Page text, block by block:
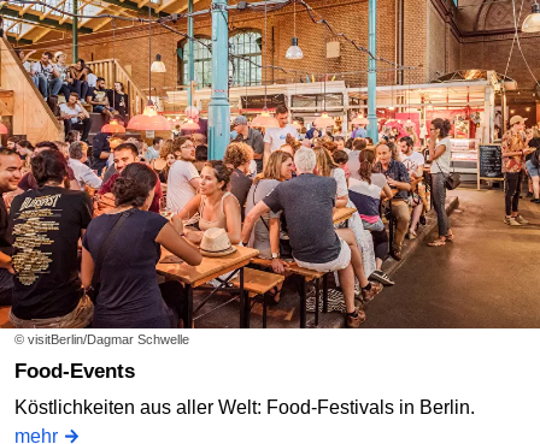
© visitBerlin/Dagmar Schwelle
Food-Events
Köstlichkeiten aus aller Welt: Food-Festivals in Berlin.
mehr